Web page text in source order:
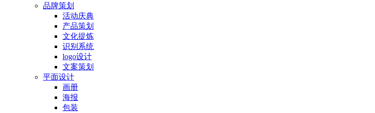
品牌策划
活动庆典
产品策划
文化提炼
识别系统
logo设计
文案策划
平面设计
画册
海报
包装